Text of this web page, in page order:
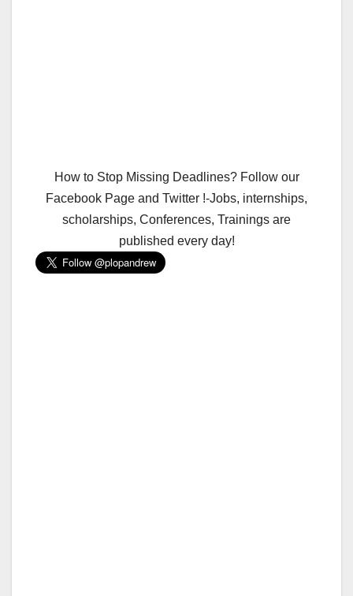
How to Stop Missing Deadlines? Follow our
Facebook Page and Twitter !-Jobs, internships,
scholarships, Conferences, Trainings are
published every day!